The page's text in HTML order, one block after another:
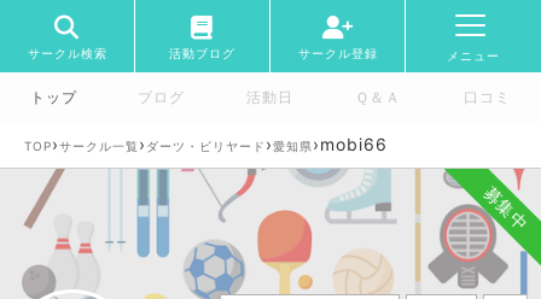
サークル検索 活動ブログ サークル登録 メニュー
トップ ブログ 活動日 Ｑ＆Ａ 口コミ
TOP›サークル一覧 › ダーツ・ビリヤード ›愛知県›mobi66
募集中